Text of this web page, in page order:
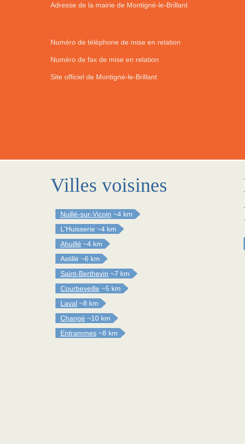
Adresse de la mairie de Montigné-le-Brillant
Numéro de téléphone de mise en relation
Numéro de fax de mise en relation
Site officiel de Montigné-le-Brillant
Villes voisines
Nuillé-sur-Vicoin ~4 km
L'Huisserie ~4 km
Ahuillé ~4 km
Astillé ~6 km
Saint-Berthevin ~7 km
Courbeveille ~5 km
Laval ~8 km
Changé ~10 km
Entrammes ~8 km